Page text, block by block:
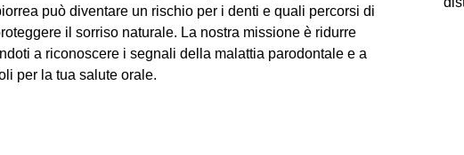
può diventare un rischio per i denti e quali percorsi di
il sorriso naturale. La nostra missione è ridurre
a riconoscere i segnali della malattia parodontale e a
per la tua salute orale.